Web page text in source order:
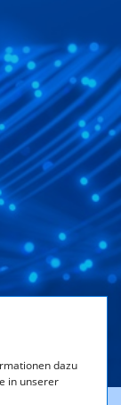
dazu
in unserer
von